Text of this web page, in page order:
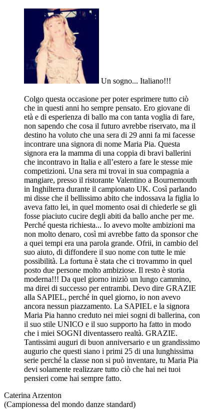
Un sogno... Italiano!!!
Colgo questa occasione per poter esprimere tutto ciò
che in questi anni ho sempre pensato. Ero giovane di
età e di esperienza di ballo ma con tanta voglia di fare,
non sapendo che cosa il futuro avrebbe riservato, ma il
destino ha voluto che una sera di 29 anni fa mi facesse
incontrare una signora di nome Maria Pia. Questa
signora era la mamma di una coppia di bravi ballerini
che incontravo in Italia e all’estero a fare le stesse mie
competizioni. Una sera mi trovai in sua compagnia a
mangiare, presso il ristorante Valentino a Bournemouth
in Inghilterra durante il campionato UK. Così parlando
mi disse che il bellissimo abito che indossava la figlia lo
aveva fatto lei, in quel momento osai di chiederle se gli
fosse piaciuto cucire degli abiti da ballo anche per me.
Perché questa richiesta... Io avevo molte ambizioni ma
non molto denaro, così mi avrebbe fatto da sponsor che
a quei tempi era una parola grande. Ofrii, in cambio del
suo aiuto, di diffondere il suo nome con tutte le mie
possibilità. La fortuna è stata che ci trovammo in quel
posto due persone molto ambiziose. Il resto è storia
moderna!!! Da quel giorno iniziò un lungo cammino,
ma direi di successo per entrambi. Devo dire GRAZIE
alla SAPIEL, perché in quel giorno, io non avevo
ancora nessun piazzamento. La SAPIEL e la signora
Maria Pia hanno creduto nei miei sogni di ballerina, con
il suo stile UNICO e il suo supporto ha fatto in modo
che i miei SOGNI diventassero realtà. GRAZIE.
Tantissimi auguri di buon anniversario e un grandissimo
augurio che questi siano i primi 25 di una lunghissima
serie perché la classe non si può inventare, tu Maria Pia
devi solamente realizzare tutto ciò che hai nei tuoi
pensieri come hai sempre fatto.
Caterina Arzenton
(Campionessa del mondo danze standard)